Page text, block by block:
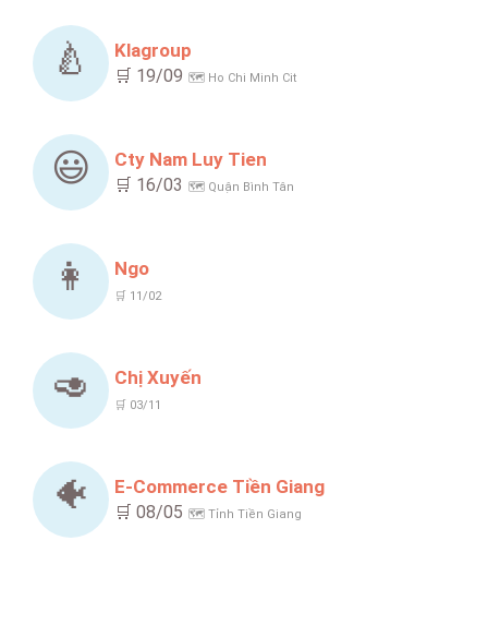
🍐 Klagroup
🛒 19/09 🗺️ Ho Chi Minh Cit
😃 Cty Nam Luy Tien
🛒 16/03 🗺️ Quận Bình Tân
👩 Ngo
🛒 11/02
🥑 Chị Xuyến
🛒 03/11
🐠 E-Commerce Tiền Giang
🛒 08/05 🗺️ Tỉnh Tiền Giang